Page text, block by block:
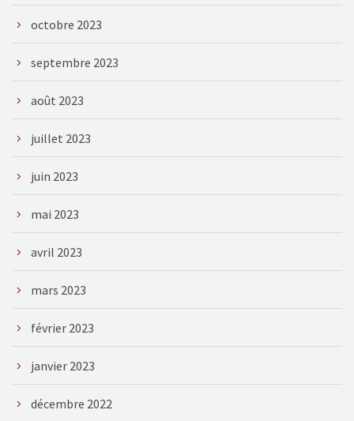
octobre 2023
septembre 2023
août 2023
juillet 2023
juin 2023
mai 2023
avril 2023
mars 2023
février 2023
janvier 2023
décembre 2022